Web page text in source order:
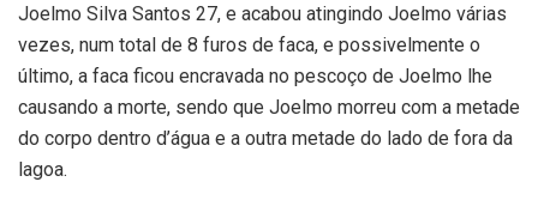
Joelmo Silva Santos 27, e acabou atingindo Joelmo várias
vezes, num total de 8 furos de faca, e possivelmente o
último, a faca ficou encravada no pescoço de Joelmo lhe
causando a morte, sendo que Joelmo morreu com a metade
do corpo dentro d’água e a outra metade do lado de fora da
lagoa.